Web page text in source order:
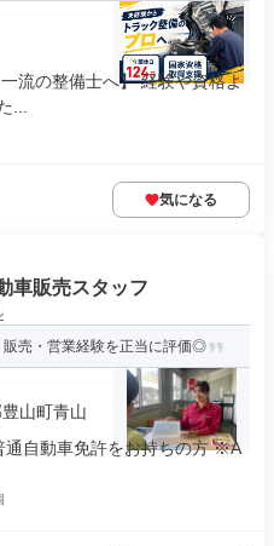
流の整備士へ】 経験や資格よ
...
気になる
車販売スタッフ
販売・営業経験を正当に評価◎
山町青山
通自動車免許をお持ちの方 ※A